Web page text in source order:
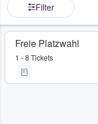
Filter
Freie Platzwahl
1 - 8 Tickets